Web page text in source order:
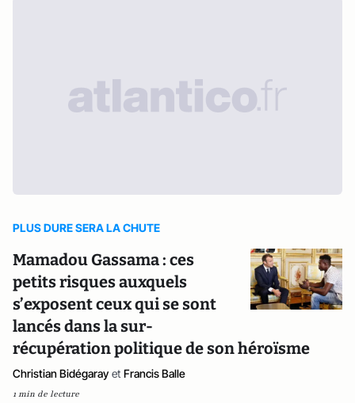
PLUS DURE SERA LA CHUTE
Mamadou Gassama : ces
petits risques auxquels
s’exposent ceux qui se sont
lancés dans la sur-
récupération politique de son héroïsme
Christian Bidégaray et Francis Balle
1 min de lecture